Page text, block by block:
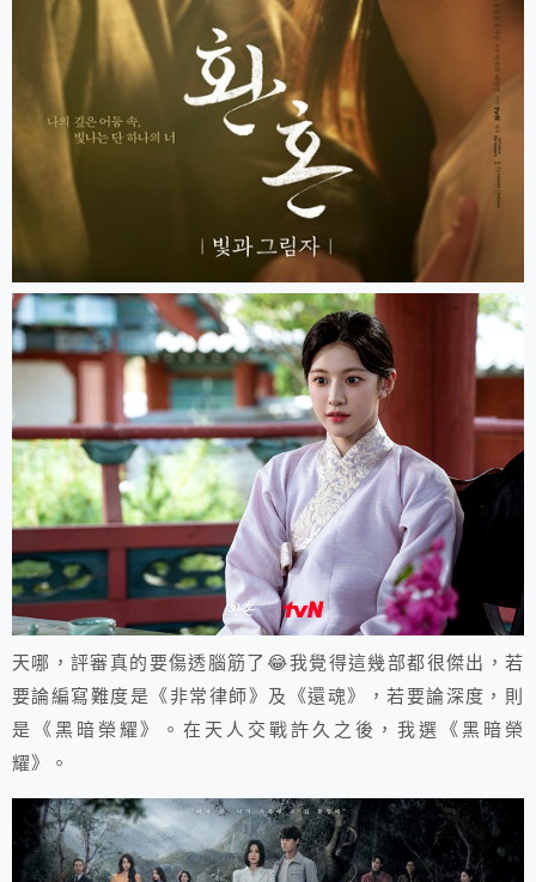
天哪，評審真的要傷透腦筋了😂我覺得這幾部都很傑出，若
要論編寫難度是《非常律師》及《還魂》，若要論深度，則
是《黑暗榮耀》。在天人交戰許久之後，我選《黑暗榮
耀》。